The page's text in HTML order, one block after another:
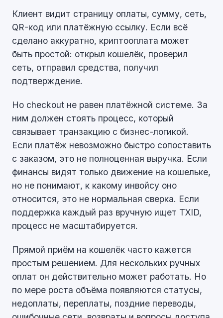
Клиент видит страницу оплаты, сумму, сеть,
QR-код или платёжную ссылку. Если всё
сделано аккуратно, криптооплата может
быть простой: открыл кошелёк, проверил
сеть, отправил средства, получил
подтверждение.
Но checkout не равен платёжной системе. За
ним должен стоять процесс, который
связывает транзакцию с бизнес-логикой.
Если платёж невозможно быстро сопоставить
с заказом, это не полноценная выручка. Если
финансы видят только движение на кошельке,
но не понимают, к какому инвойсу оно
относится, это не нормальная сверка. Если
поддержка каждый раз вручную ищет TXID,
процесс не масштабируется.
Прямой приём на кошелёк часто кажется
простым решением. Для нескольких ручных
оплат он действительно может работать. Но
по мере роста объёма появляются статусы,
недоплаты, переплаты, поздние переводы,